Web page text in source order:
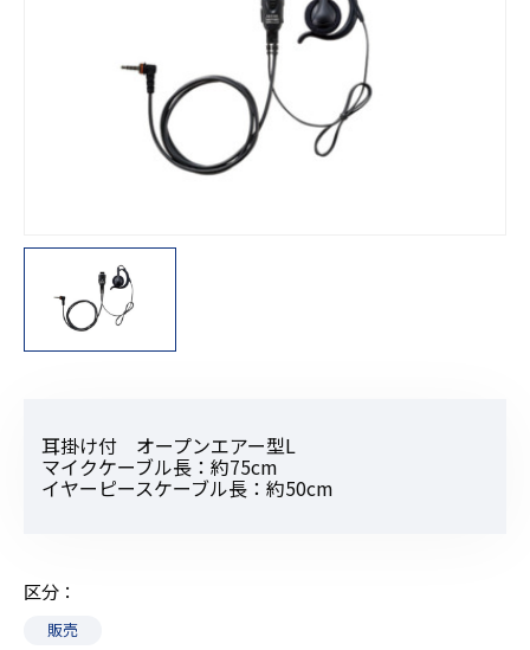
耳掛け付 オープンエアー型L
マイクケーブル長：約75cm
イヤーピースケーブル長：約50cm
区分
販売